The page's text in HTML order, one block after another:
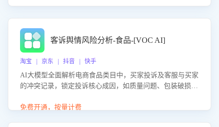
客诉舆情风险分析-食品-[VOC AI]
淘宝 | 京东 | 抖音 | 快手
AI大模型全面解析电商食品类目中，买家投诉及客服与买家
的冲突记录，锁定投诉核心成因，如质量问题、包装破损
置差评防控，提升客户满意度。
免费开通，按量计费